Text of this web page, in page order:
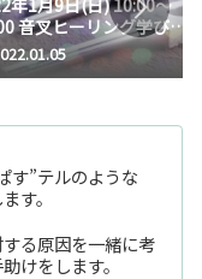
音叉ヒーリング学び楽
会
す”テルのような
す。
る原因を一緒に考
けをします。